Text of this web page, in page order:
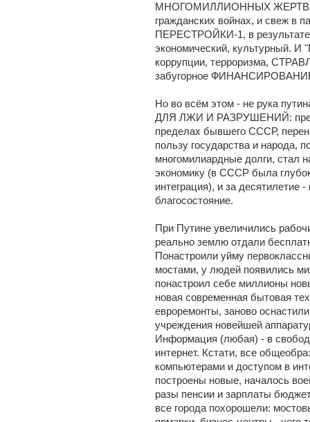
МНОГОМИЛЛИОННЫХ ЖЕРТВ -
гражданских войнах, и свеж в
ПЕРЕСТРОЙКИ-1, в
экономический, культурный.
коррупции, терроризма,
забугорное ФИНАНСИРОВАНИЕ
Но во всём этом - не рука
ДЛЯ ЛЖИ И РАЗРУШЕНИЙ:
пределах бывшего СССР,
пользу государства и народа,
многомилиардные долги, стал
экономику (в СССР была
интеграция), и за десятилетие
благосостояние.
При Путине увеличились
реально землю отдали
Понастроили уйму
мостами, у людей появились
понастроил себе миллионы
новая современная бытовая
евроремонты, заново
учреждения новейшей
Информация (любая) - в
интернет. Кстати, все
компьютерами и доступом в
построены новые, началось
разы пенсии и зарплаты
все города похорошели: